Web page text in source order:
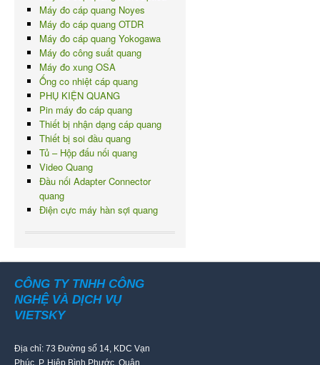
Máy đo cáp quang Noyes
Máy đo cáp quang OTDR
Máy đo cáp quang Yokogawa
Máy đo công suất quang
Máy đo xung OSA
Ống co nhiệt cáp quang
PHỤ KIỆN QUANG
Pin máy đo cáp quang
Thiết bị nhận dạng cáp quang
Thiết bị soi đầu quang
Tủ – Hộp đấu nối quang
Video Quang
Đầu nối Adapter Connector
quang
Điện cực máy hàn sợi quang
CÔNG TY TNHH CÔNG
NGHỆ VÀ DỊCH VỤ
VIETSKY
Địa chỉ: 73 Đường số 14, KDC Vạn
Phúc, P. Hiệp Bình Phước, Quận